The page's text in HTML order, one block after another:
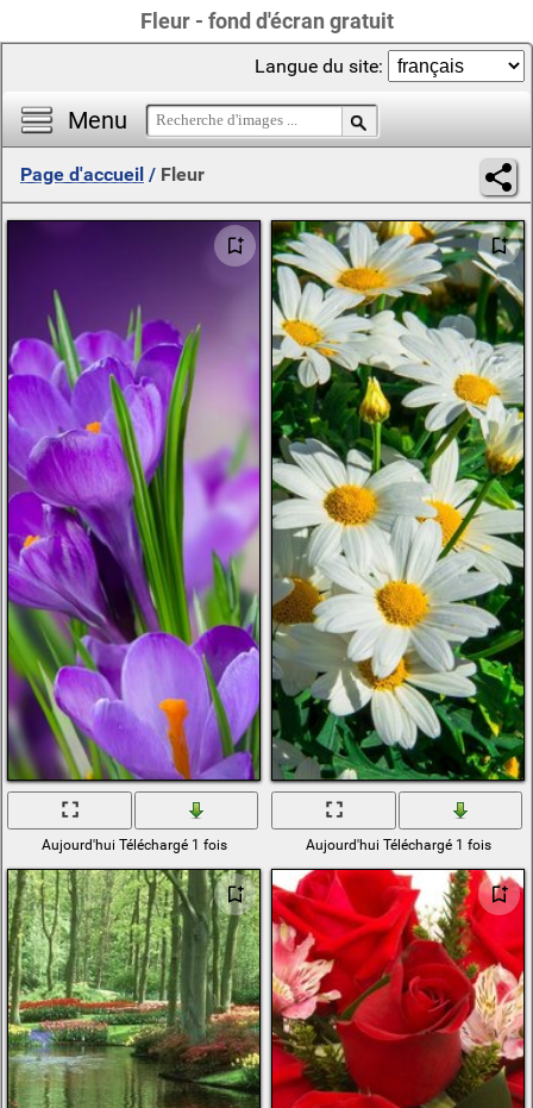
Fleur - fond d'écran gratuit
Menu
Langue du site:
Page d'accueil / Fleur
Aujourd'hui Téléchargé 1 fois Aujourd'hui Téléchargé 1 fois